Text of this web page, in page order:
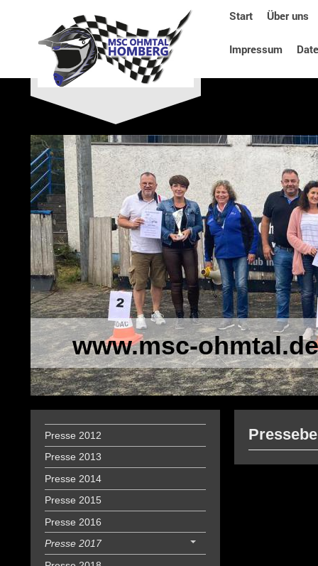
Start Über uns
Impressum
www.msc-ohmtal.de
Presse 2012
Presse 2013
Presse 2014
Presse 2015
Presse 2016
Presse 2017